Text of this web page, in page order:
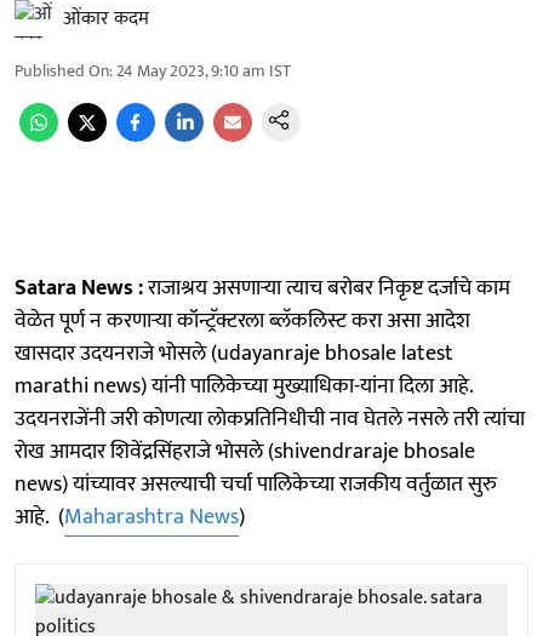
ओंकार कदम
Published On:24 May 2023, 9:10 am IST
Satara News :राजाश्रय असणाऱ्या त्याच बरोबर निकृष्ट दर्जाचे काम
वेळेत पूर्ण न करणाऱ्या कॉन्ट्रॅक्टरला ब्लॅकलिस्ट करा असा आदेश
खासदार उदयनराजे भाेसले (udayanraje bhosale latest
marathi news) यांनी पालिकेच्या मुख्याधिका-यांना दिला आहे.
उदयनराजेंनी जरी काेणत्या लाेकप्रतिनिधीची नाव घेतले नसले तरी त्यांचा
राेख आमदार शिवेंद्रसिंहराजे भाेसले (shivendraraje bhosale
news) यांच्यावर असल्याची चर्चा पालिकेच्या राजकीय वर्तुळात सुरु
आहे. (Maharashtra News)